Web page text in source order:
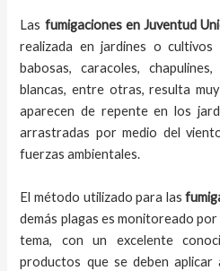
Las fumigaciones enJuventud
realizada en jardines o
babosas, caracoles,
blancas, entre otras, resulta
aparecen de repente en los
arrastradas por medio del
fuerzas ambientales.
El método utilizado para las
demás plagas es monitoreado
tema, con un excelente
productos que se deben